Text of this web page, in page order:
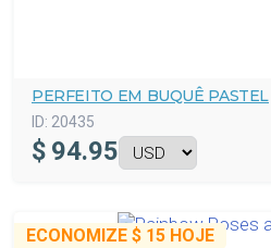
PERFEITO EM BUQUÊ PASTEL
ID: 20435
$ 94.95
ECONOMIZE $ 15 HOJE